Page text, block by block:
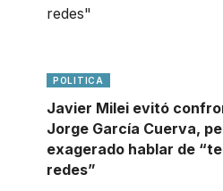
POLITICA
Javier Milei evitó
Jorge García Cuerva,
exagerado hablar de
redes”